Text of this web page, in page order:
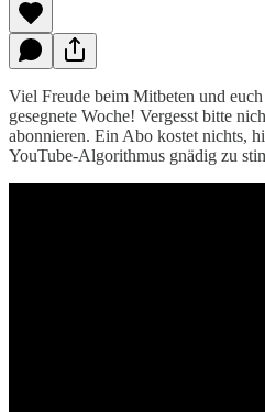
Viel Freude beim Mitbeten und
gesegnete Woche! Vergesst bitte
abonnieren. Ein Abo kostet nichts,
YouTube-Algorithmus gnädig zu